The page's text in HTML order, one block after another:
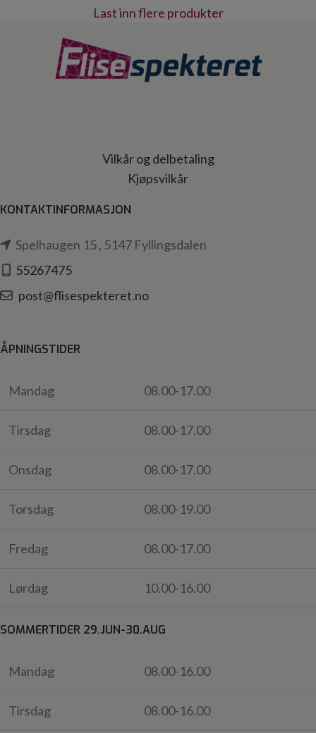
Last inn flere produkter
Vilkår og delbetaling
Kjøpsvilkår
KONTAKTINFORMASJON
Spelhaugen 15 , 5147 Fyllingsdalen
55267475
post@flisespekteret.no
ÅPNINGSTIDER
Mandag 08.00-17.00
Tirsdag 08.00-17.00
Onsdag 08.00-17.00
Torsdag 08.00-19.00
Fredag 08.00-17.00
Lørdag 10.00-16.00
SOMMERTIDER 29.JUN-30.AUG
Mandag 08.00-16.00
Tirsdag 08.00-16.00